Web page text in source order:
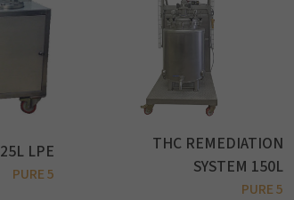
25L LPE
PURE 5
THC REMEDIATION
SYSTEM 150L
PURE 5